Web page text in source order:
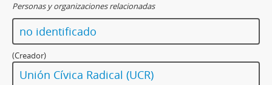
Personas y organizaciones relacionadas
no identificado
(Creador)
Unión Cívica Radical (UCR)